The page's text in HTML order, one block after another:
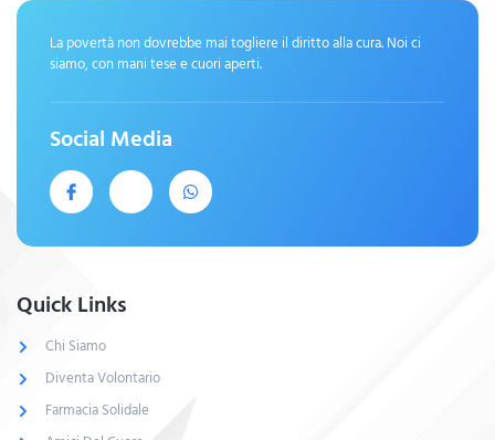
La povertà non dovrebbe mai togliere il diritto alla cura. Noi ci
siamo, con mani tese e cuori aperti.
Social Media
Quick Links
Chi Siamo
Diventa Volontario
Farmacia Solidale